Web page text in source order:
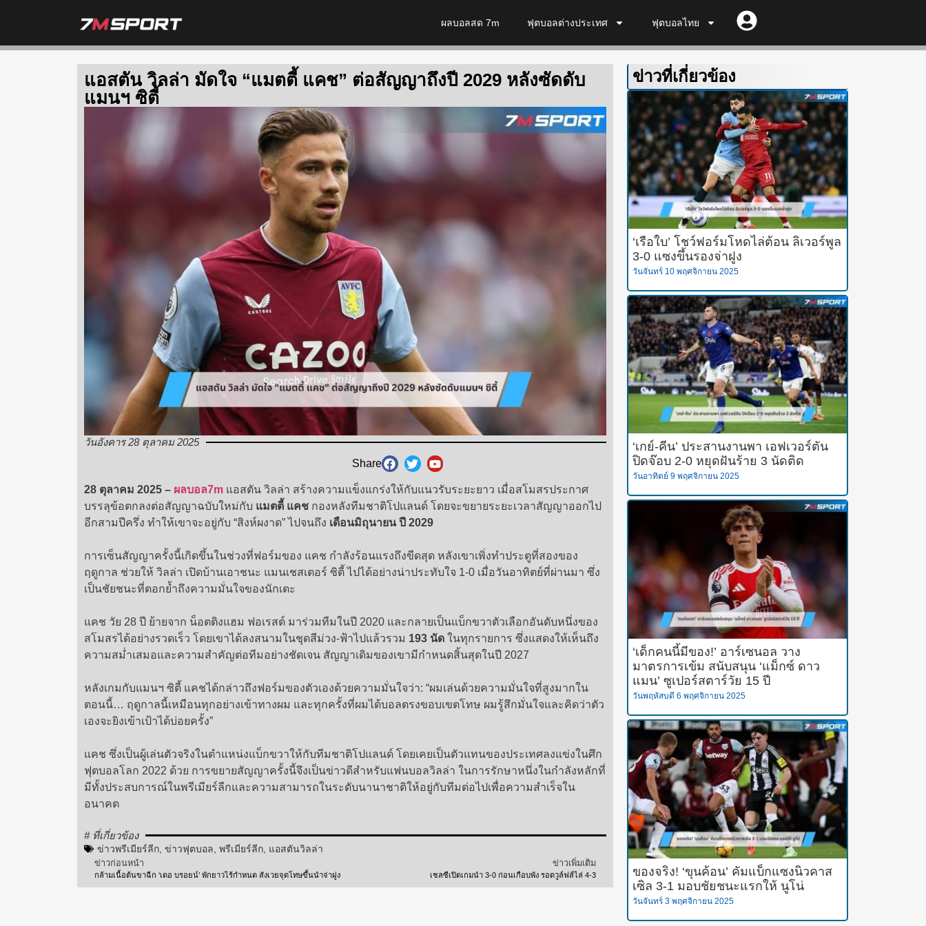
ผลบอลสด 7m ฟุตบอลต่างประเทศ ฟุตบอลไทย
แอสตัน วิลล่า มัดใจ “แมตตี้ แคช” ต่อสัญญาถึงปี 2029 หลังซัดดับ
แมนฯ ซิตี้
วันอังคาร 28 ตุลาคม 2025
Share
28 ตุลาคม 2025 – ผลบอล7m แอสตัน วิลล่า สร้างความแข็งแกร่งให้กับแนวรับระยะยาว เมื่อสโมสรประกาศ
บรรลุข้อตกลงต่อสัญญาฉบับใหม่กับ แมตตี้ แคช กองหลังทีมชาติโปแลนด์ โดยจะขยายระยะเวลาสัญญาออกไป
อีกสามปีครึ่ง ทำให้เขาจะอยู่กับ “สิงห์ผงาด” ไปจนถึง เดือนมิถุนายน ปี 2029
การเซ็นสัญญาครั้งนี้เกิดขึ้นในช่วงที่ฟอร์มของ แคช กำลังร้อนแรงถึงขีดสุด หลังเขาเพิ่งทำประตูที่สองของ
ฤดูกาล ช่วยให้ วิลล่า เปิดบ้านเอาชนะ แมนเชสเตอร์ ซิตี้ ไปได้อย่างน่าประทับใจ 1-0 เมื่อวันอาทิตย์ที่ผ่านมา ซึ่ง
เป็นชัยชนะที่ตอกย้ำถึงความมั่นใจของนักเตะ
แคช วัย 28 ปี ย้ายจาก น็อตติงแฮม ฟอเรสต์ มาร่วมทีมในปี 2020 และกลายเป็นแบ็กขวาตัวเลือกอันดับหนึ่งของ
สโมสรได้อย่างรวดเร็ว โดยเขาได้ลงสนามในชุดสีม่วง-ฟ้าไปแล้วรวม 193 นัด ในทุกรายการ ซึ่งแสดงให้เห็นถึง
ความสม่ำเสมอและความสำคัญต่อทีมอย่างชัดเจน สัญญาเดิมของเขามีกำหนดสิ้นสุดในปี 2027
หลังเกมกับแมนฯ ซิตี้ แคชได้กล่าวถึงฟอร์มของตัวเองด้วยความมั่นใจว่า: “ผมเล่นด้วยความมั่นใจที่สูงมากใน
ตอนนี้… ฤดูกาลนี้เหมือนทุกอย่างเข้าทางผม และทุกครั้งที่ผมได้บอลตรงขอบเขตโทษ ผมรู้สึกมั่นใจและคิดว่าตัว
เองจะยิงเข้าเป้าได้บ่อยครั้ง”
แคช ซึ่งเป็นผู้เล่นตัวจริงในตำแหน่งแบ็กขวาให้กับทีมชาติโปแลนด์ โดยเคยเป็นตัวแทนของประเทศลงแข่งในศึก
ฟุตบอลโลก 2022 ด้วย การขยายสัญญาครั้งนี้จึงเป็นข่าวดีสำหรับแฟนบอลวิลล่า ในการรักษาหนึ่งในกำลังหลักที่
มีทั้งประสบการณ์ในพรีเมียร์ลีกและความสามารถในระดับนานาชาติให้อยู่กับทีมต่อไปเพื่อความสำเร็จใน
อนาคต
# ที่เกี่ยวข้อง
ข่าวพรีเมียร์ลีก ข่าวฟุตบอล พรีเมียร์ลีก แอสตันวิลล่า
ข่าวก่อนหน้า
กล้ามเนื้อต้นขาฉีก ‘เดอ บรอยน์’ พักยาวไร้กำหนด สังเวยจุดโทษขึ้นนำจ่าฝูง
ข่าวเพิ่มเติม
เชลซีเปิดเกมนำ 3-0 ก่อนเกือบพัง รอดวูล์ฟส์ไล่ 4-3
ข่าวที่เกี่ยวข้อง
‘เรือใบ’ โชว์ฟอร์มโหดไล่ต้อน ลิเวอร์พูล
3-0 แซงขึ้นรองจ่าฝูง
วันจันทร์ 10 พฤศจิกายน 2025
‘เกย์-คีน’ ประสานงานพา เอฟเวอร์ตัน
ปิดจ๊อบ 2-0 หยุดฝันร้าย 3 นัดติด
วันอาทิตย์ 9 พฤศจิกายน 2025
‘เด็กคนนี้มีของ!’ อาร์เซนอล วาง
มาตรการเข้ม สนับสนุน ‘แม็กซ์ ดาว
แมน’ ซูเปอร์สตาร์วัย 15 ปี
วันพฤหัสบดี 6 พฤศจิกายน 2025
ของจริง! ‘ขุนค้อน’ คัมแบ็กแซงนิวคาส
เซิล 3-1 มอบชัยชนะแรกให้ นูโน่
วันจันทร์ 3 พฤศจิกายน 2025